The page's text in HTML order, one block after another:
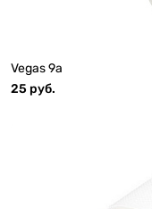
Vegas 9а
25 руб.